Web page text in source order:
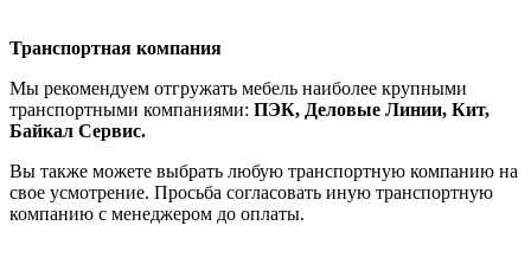
Транспортная компания
Мы рекомендуем отгружать мебель наиболее крупными
транспортными компаниями: ПЭК, Деловые Линии, Кит,
Байкал Сервис.
Вы также можете выбрать любую транспортную компанию на
свое усмотрение. Просьба согласовать иную транспортную
компанию с менеджером до оплаты.